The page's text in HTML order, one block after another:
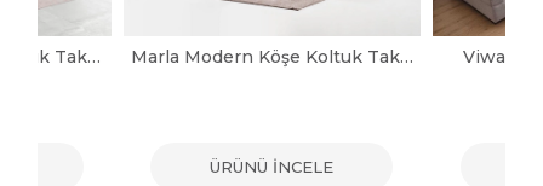
Noya Modern Köşe Koltuk Takımı Marla Modern Köşe Koltuk Takımı
ÜRÜNÜ İNCELE
Viwax